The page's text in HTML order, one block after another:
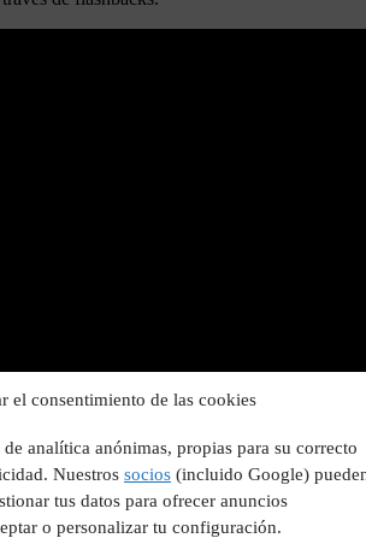
el consentimiento de las cookies
analítica anónimas, propias para su correcto
Nuestros socios (incluido Google)
tus datos para ofrecer anuncios
o personalizar tu configuración.